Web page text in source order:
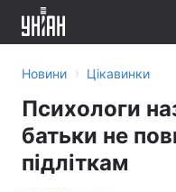
Новини › Цікавинки
Психологи
батьки не
підліткам